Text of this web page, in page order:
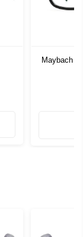
Maybach